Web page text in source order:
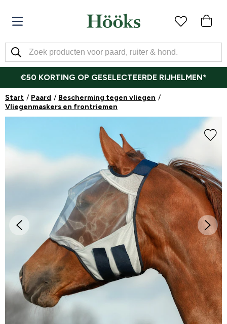
€50 KORTING OP GESELECTEERDE RIJHELMEN*
Start Paard
Bescherming tegen vliegen
Vliegenmaskers en frontriemen